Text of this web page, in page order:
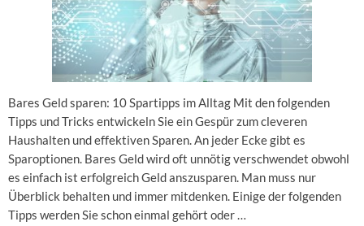
Bares Geld sparen: 10 Spartipps im Alltag Mit den folgenden
Tipps und Tricks entwickeln Sie ein Gespür zum cleveren
Haushalten und effektiven Sparen. An jeder Ecke gibt es
Sparoptionen. Bares Geld wird oft unnötig verschwendet obwohl
es einfach ist erfolgreich Geld anszusparen. Man muss nur
Überblick behalten und immer mitdenken. Einige der folgenden
Tipps werden Sie schon einmal gehört oder …